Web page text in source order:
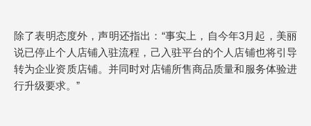
除了表明态度外，声明还指出：“事实上，自今年3月起，美丽
说已停止个人店铺入驻流程，己入驻平台的个人店铺也将引导
转为企业资质店铺。并同时对店铺所售商品质量和服务体验进
行升级要求。”